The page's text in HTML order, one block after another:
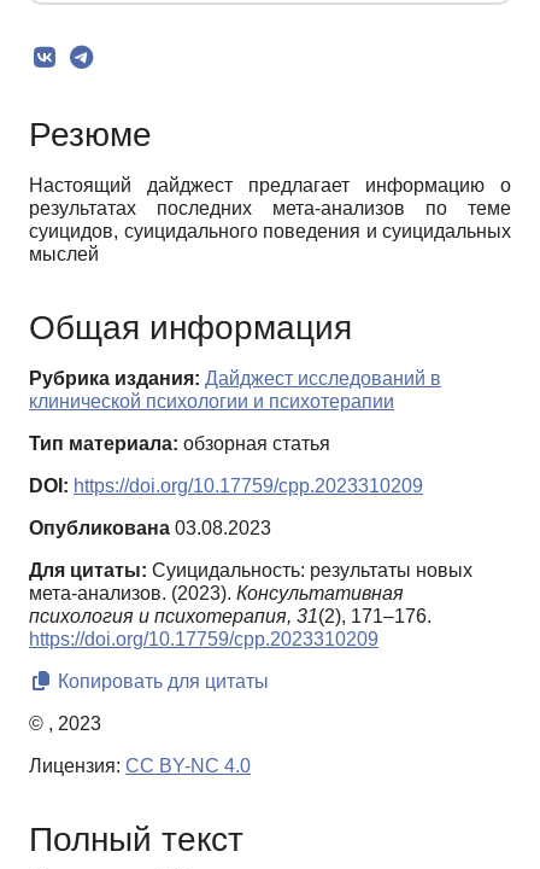
Резюме
Настоящий дайджест предлагает информацию о
результатах последних мета-анализов по теме
суицидов, суицидального поведения и суицидальных
мыслей
Общая информация
Рубрика издания: Дайджест исследований в
клинической психологии и психотерапии
Тип материала: обзорная статья
DOI: https://doi.org/10.17759/cpp.2023310209
Опубликована 03.08.2023
Для цитаты: Суицидальность: результаты новых
мета-анализов. (2023). Консультативная
психология и психотерапия, 31(2), 171–176.
https://doi.org/10.17759/cpp.2023310209
Копировать для цитаты
© , 2023
Лицензия: CC BY-NC 4.0
Полный текст